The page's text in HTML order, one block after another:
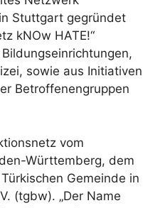
Stuttgart gegründet
kNOw HATE!“
sowie aus Initiativen
Betroffenengruppen
vom
Württemberg, dem
Gemeinde in
(tgbw). „Der Name